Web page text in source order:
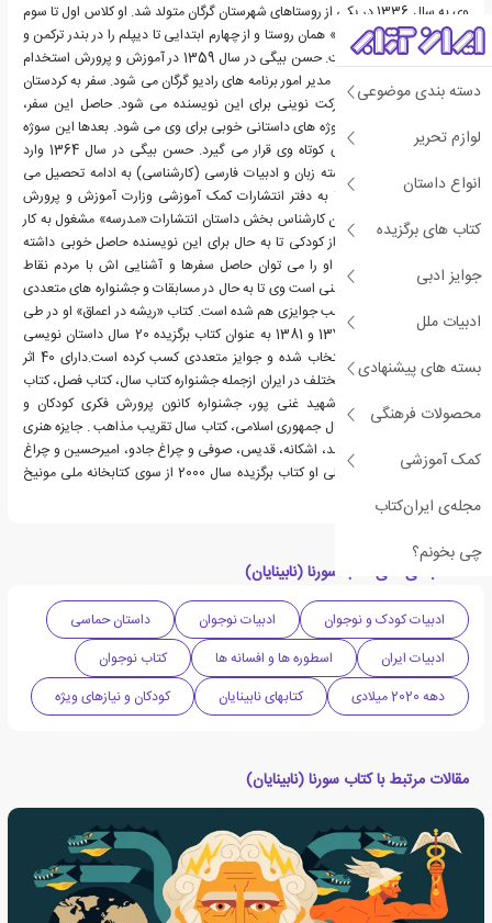
دسته بندی موضوعی
لوازم تحریر
انواع داستان
کتاب های برگزیده
جوایز ادبی
ادبیات ملل
بسته های پیشنهادی
محصولات فرهنگی
کمک آموزشی
مجله‌ی ایران‌کتاب
چی بخونم؟
وی به سال 1336 در یکی از روستاهای شهرستان گرگان متولد شد. او کلاس اول تا سوم
را در دبستان «میرجرجانی» همان روستا و از چهارم ابتدایی تا دیپلم را در بندر ترکمن و
گرگان به پایان رسانده است. حسن بیگی در سال 1359 در آموزش و پرورش استخدام
می شود و پس از دو سال مدیر امور برنامه های رادیو گرگان می شود. سفر به کردستان
در سال 1364، سرآغاز حرکت نوینی برای این نویسنده می شود. حاصل این سفر،
دریافت حس و حالها و سوژه های داستانی خوبی برای وی می شود. بعدها این سوژه
دستمایه بیشتر داستانهای کوتاه وی قرار می گیرد. حسن بیگی در سال 1364 وارد
دانشگاه می شود و در رشته زبان و ادبیات فارسی (کارشناسی) به ادامه تحصیل می
پردازد. وی در سال 1367 به دفتر انتشارات کمک آموزشی وزارت آموزش و پرورش
منتقل می گردد تا به عنوان کارشناس بخش داستان انتشارات «مدرسه» مشغول به کار
شود.سفرهای پی درپی، از کودکی تا به حال برای این نویسنده حاصل خوبی داشته
است، که بسیاری از آثار او را می توان حاصل سفرها و آشنایی اش با مردم نقاط
مختلف ایران دانست. گفتنی است وی تا به حال در مسابقات و جشنواره های متعددی
شرکت کرده و موفق به کسب جوایزی هم شده است. کتاب «ریشه در اعماق» او در طی
سالهای 1375، 1377، 1379 و 1381 به عنوان کتاب برگزیده 20 سال داستان نویسی
انقلاب و دفاع مقدس انتخاب شده و جوایز متعددی کسب کرده است.دارای 40 اثر
برگزیده در جشنواره های مختلف در ایران ازجمله جشنواره کتاب سال، کتاب فصل، کتاب
دفاع مقدس، جشنواره شهید غنی پور، جشنواره کانون پرورش فکری کودکان و
نوجوانان، کتاب جهانی سال جمهوری اسلامی، کتاب سال تقریب مذاهب . جایزه هنری
غدیرو... با کتاب های محمد، اشکانه، قدیس، صوفی و چراغ جادو، امیرحسین و چراغ
جادو و...کتاب غنچه بر قالی او کتاب برگزیده سال 2000 از سوی کتابخانه ملی مونیخ
المان است.
دسته بندی های کتاب سورنا (نابینایان)
ادبیات کودک و نوجوان ادبیات نوجوان
داستان حماسی
ادبیات ایران
اسطوره ها و افسانه ها
کتاب نوجوان
دهه 2020 میلادی
کتابهای نابینایان کودکان و نیازهای ویژه
مقالات مرتبط با کتاب سورنا (نابینایان)